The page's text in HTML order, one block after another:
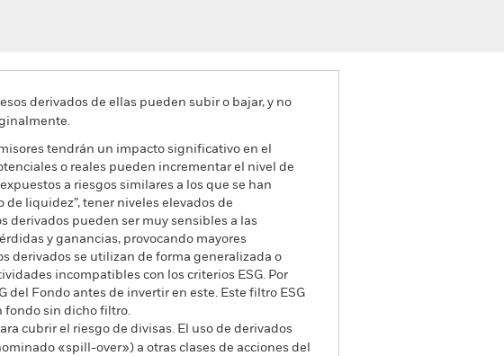
derivados de ellas pueden subir o bajar, y no
tendrán un impacto significativo en el
o reales pueden incrementar el nivel de
a riesgos similares a los que se han
liquidez”, tener niveles elevados de
derivados pueden ser muy sensibles a las
y ganancias, provocando mayores
derivados se utilizan de forma generalizada o
incompatibles con los criterios ESG. Por
Fondo antes de invertir en este. Este filtro ESG
fondo sin dicho filtro.
cubrir el riesgo de divisas. El uso de derivados
«spill-over») a otras clases de acciones del